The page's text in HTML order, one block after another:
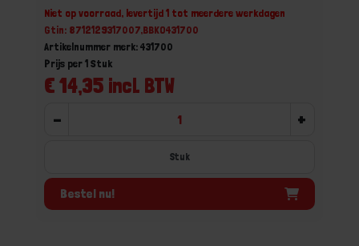
Niet op voorraad, levertijd 1 tot meerdere werkdagen
Gtin: 8712129317007,BBKO431700
Artikelnummer merk: 431700
€ 14,35 incl. BTW
Prijs per 1 Stuk
- +
Stuk
Bestel nu!